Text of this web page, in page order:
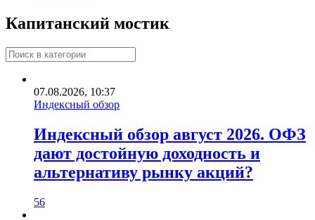
Капитанский мостик
07.08.2026, 10:37
Индексный обзор
Индексный обзор август 2026. ОФЗ
дают достойную доходность и
альтернативу рынку акций?
56